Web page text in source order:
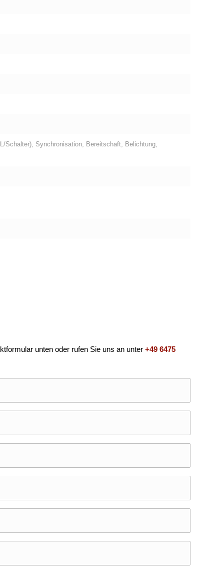
Schalter), Synchronisation, Bereitschaft, Belichtung,
unten oder rufen Sie uns an unter +49 6475